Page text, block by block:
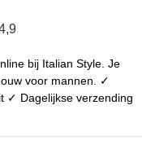
bij Italian Style. Je
voor mannen. ✓
✓ Dagelijkse verzending